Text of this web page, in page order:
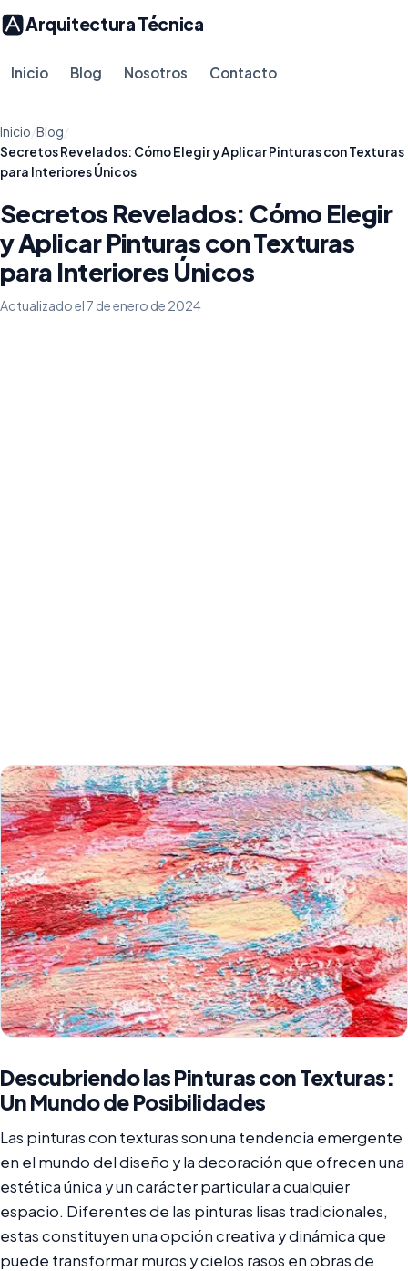
Arquitectura Técnica
Inicio Blog Nosotros Contacto
Inicio/Blog/
Secretos Revelados: Cómo Elegir y Aplicar Pinturas con Texturas
para Interiores Únicos
Secretos Revelados: Cómo Elegir
y Aplicar Pinturas con Texturas
para Interiores Únicos
Actualizado el 7 de enero de 2024
Descubriendo las Pinturas con Texturas:
Un Mundo de Posibilidades
Las pinturas con texturas son una tendencia emergente
en el mundo del diseño y la decoración que ofrecen una
estética única y un carácter particular a cualquier
espacio. Diferentes de las pinturas lisas tradicionales,
estas constituyen una opción creativa y dinámica que
puede transformar muros y cielos rasos en obras de